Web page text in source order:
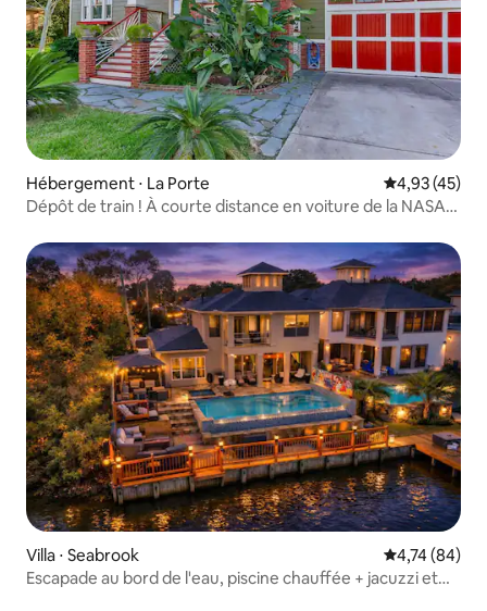
Hébergement ⋅ La Porte Évaluation
4,93 (45)
Dépôt de train ! À courte distance en voiture de la NASA
Villa ⋅ Seabrook Évaluation
4,74 (84)
Escapade au bord de l'eau, piscine chauffée + jacuzzi et